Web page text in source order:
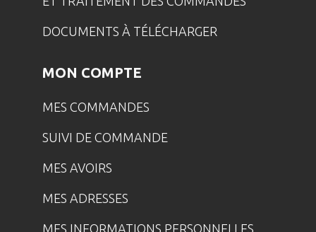
DOCUMENTS À TÉLÉCHARGER
MON COMPTE
MES COMMANDES
SUIVI DE COMMANDE
MES AVOIRS
MES ADRESSES
MES INFORMATIONS PERSONNELLES